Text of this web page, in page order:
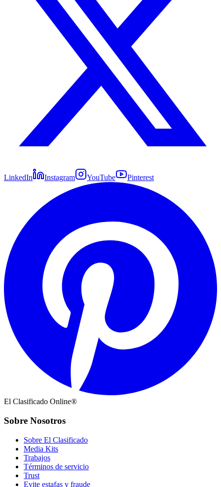
LinkedIn Instagram YouTube Pinterest
El Clasificado Online®
Sobre Nosotros
Sobre El Clasificado
Media Kits
Trabajos
Términos de servicio
Trust
Evite estafas y fraude